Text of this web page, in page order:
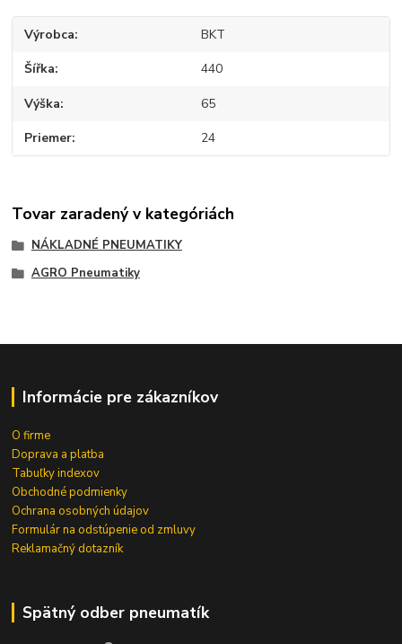
Výrobca BKT
Šířka 440
Výška 65
Priemer 24
Tovar zaradený v kategóriách
NÁKLADNÉ PNEUMATIKY
AGRO Pneumatiky
Informácie pre zákazníkov
O firme
Doprava a platba
Tabuľky indexov
Obchodné podmienky
Ochrana osobných údajov
Formulár na odstúpenie od zmluvy
Reklamačný dotazník
Spätný odber pneumatík